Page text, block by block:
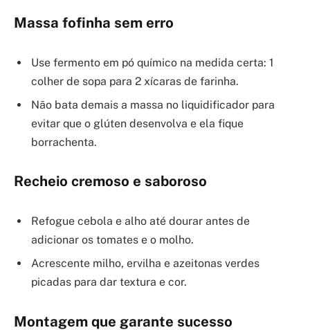
Massa fofinha sem erro
Use fermento em pó químico na medida certa: 1
colher de sopa para 2 xícaras de farinha.
Não bata demais a massa no liquidificador para
evitar que o glúten desenvolva e ela fique
borrachenta.
Recheio cremoso e saboroso
Refogue cebola e alho até dourar antes de
adicionar os tomates e o molho.
Acrescente milho, ervilha e azeitonas verdes
picadas para dar textura e cor.
Montagem que garante sucesso